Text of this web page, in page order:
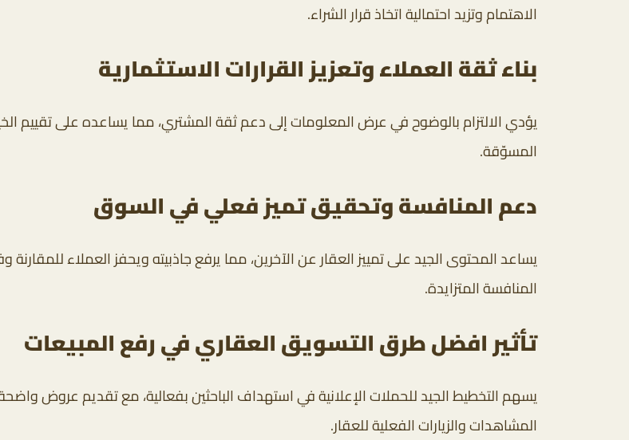
الاهتمام وتزيد احتمالية اتخاذ قرار الشراء.
بناء ثقة العملاء وتعزيز القرارات الاستثمارية
يؤدي الالتزام بالوضوح في عرض المعلومات إلى دعم ثقة المشتري، مما يساعده على تقييم
المسوّقة.
دعم المنافسة وتحقيق تميز فعلي في السوق
يساعد المحتوى الجيد على تمييز العقار عن الآخرين، مما يرفع جاذبيته ويحفز العملاء
المنافسة المتزايدة.
تأثير افضل طرق التسويق العقاري في رفع المبيعات
يسهم التخطيط الجيد للحملات الإعلانية في استهداف الباحثين بفعالية، مع تقديم عروض
المشاهدات والزيارات الفعلية للعقار.